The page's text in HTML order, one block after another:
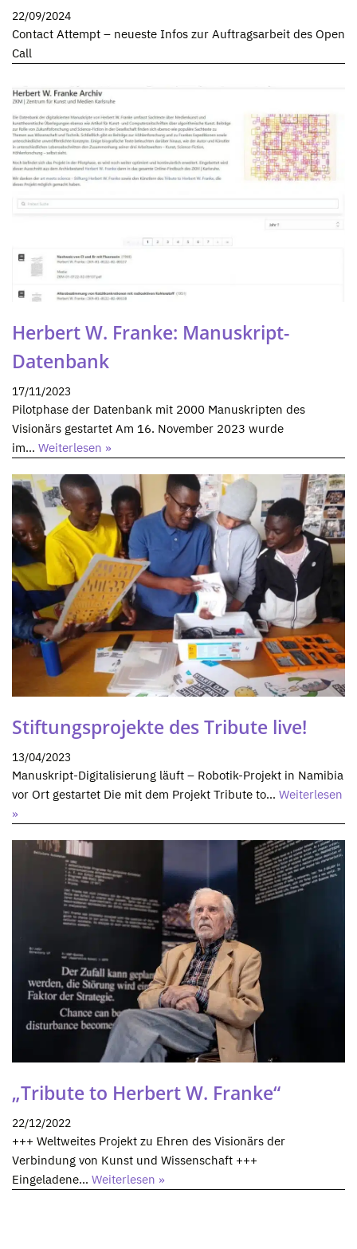
22/09/2024
Contact Attempt – neueste Infos zur Auftragsarbeit des Open
Call
Herbert W. Franke: Manuskript-
Datenbank
17/11/2023
Pilotphase der Datenbank mit 2000 Manuskripten des
Visionärs gestartet Am 16. November 2023 wurde
im… Weiterlesen »
Stiftungsprojekte des Tribute live!
13/04/2023
Manuskript-Digitalisierung läuft – Robotik-Projekt in Namibia
vor Ort gestartet Die mit dem Projekt Tribute to… Weiterlesen
»
„Tribute to Herbert W. Franke“
22/12/2022
+++ Weltweites Projekt zu Ehren des Visionärs der
Verbindung von Kunst und Wissenschaft +++
Eingeladene… Weiterlesen »